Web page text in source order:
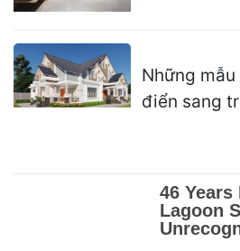
Những
điển sang